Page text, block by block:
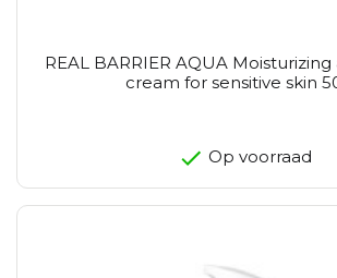
REAL BARRIER AQUA
cream for sensitive skin
Op voorraad